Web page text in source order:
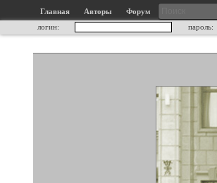
Главная Авторы
Форум
логин:
пароль: